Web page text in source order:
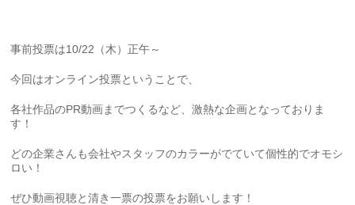
事前投票は10/22（木）正午～
今回はオンライン投票ということで、
各社作品のPR動画までつくるなど、激熱な企画となっておりま
す！
どの企業さんも会社やスタッフのカラーがでていて個性的でオモシ
ロい！
ぜひ動画視聴と清き一票の投票をお願いします！